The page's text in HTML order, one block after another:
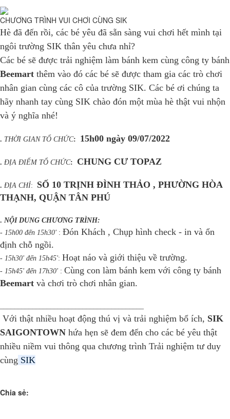
CHƯƠNG TRÌNH VUI CHƠI CÙNG SIK
Hè đã đến rồi, các bé yêu đã sẵn sàng vui chơi hết mình tại
ngôi trường SIK thân yêu chưa nhỉ?
Các bé sẽ được trải nghiệm làm bánh kem cùng công ty bánh
Beemart thêm vào đó các bé sẽ được tham gia các trò chơi
nhân gian cùng các cô của trường SIK. Các bé ơi chúng ta
hãy nhanh tay cùng SIK chào đón một mùa hè thật vui nhộn
và ý nghĩa nhé!
. THỜI GIAN TỔ CHỨC: 15h00 ngày 09/07/2022
. ĐỊA ĐIỂM TỔ CHỨC: CHUNG CƯ TOPAZ
. ĐỊA CHỈ:
SỐ 10 TRỊNH ĐÌNH THẢO , PHƯỜNG HÒA
THẠNH, QUẬN TÂN PHÚ
. NỘI DUNG CHƯƠNG TRÌNH:
- 15h00 đến 15h30' : Đón Khách , Chụp hình check - in và ổn
định chỗ ngồi.
- 15h30' đến 15h45': Hoạt náo và giới thiệu về trường.
- 15h45' đến 17h30' : Cùng con làm bánh kem với công ty bánh
Beemart và chơi trò chơi nhân gian.
Với thật nhiều hoạt động thú vị và trải nghiệm bổ ích, SIK
SAIGONTOWN hứa hẹn sẽ đem đến cho các bé yêu thật
nhiều niềm vui thông qua chương trình Trải nghiệm tư duy
cùng SIK
Chia sẻ: